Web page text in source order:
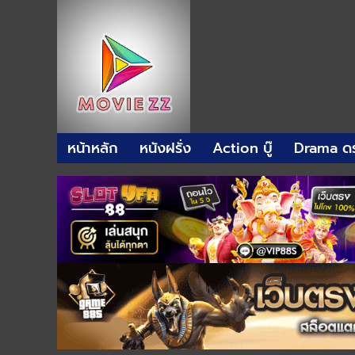
หน้าหลัก หนังฝรั่ง Action บู๊ Drama ด